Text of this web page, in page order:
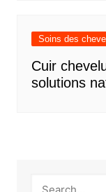
Soins des
Cuir
solutions